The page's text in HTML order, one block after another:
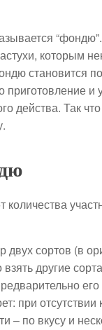
которым
становится
и
действа. Так
сортов (в
другие
при
по вкусу и